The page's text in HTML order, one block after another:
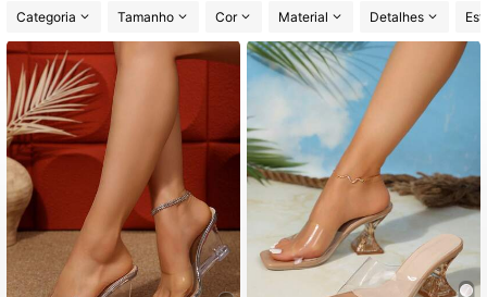
Categoria
Tamanho Cor Material Detalhes